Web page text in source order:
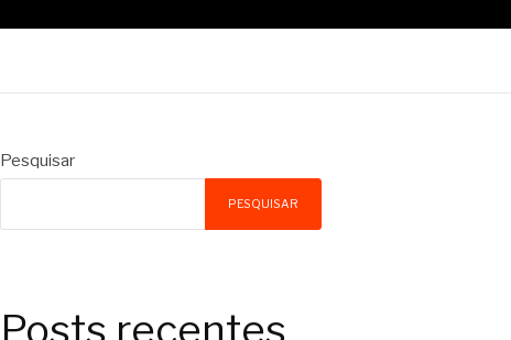
Pesquisar
PESQUISAR
Posts recentes